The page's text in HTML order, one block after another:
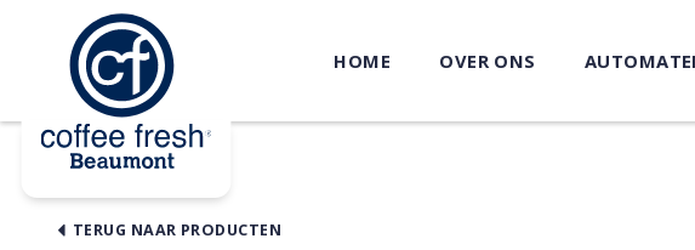
HOME OVER ONS
TERUG NAAR PRODUCTEN